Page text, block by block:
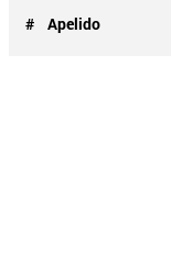
# Apelido